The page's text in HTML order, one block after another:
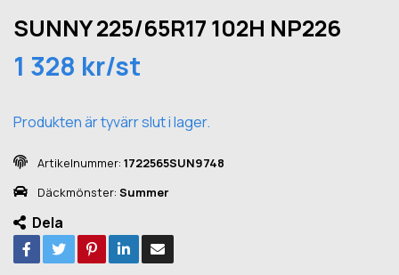
SUNNY 225/65R17 102H NP226
1 328 kr/st
Produkten är tyvärr slut i lager.
Artikelnummer: 1722565SUN9748
Däckmönster: Summer
Dela